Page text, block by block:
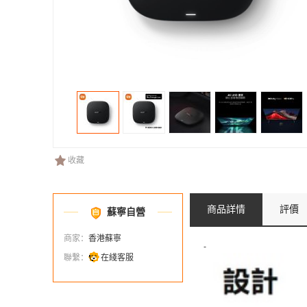
收藏
蘇寧自營
商家： 香港蘇寧
聯繫：
在綫客服
商品詳情 評價
-